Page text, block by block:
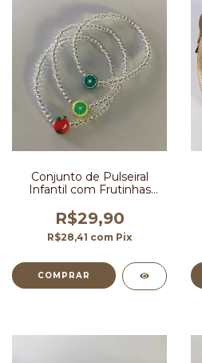
Conjunto de Pulseiral
Infantil com Frutinhas
R$29,90
R$28,41 com Pix